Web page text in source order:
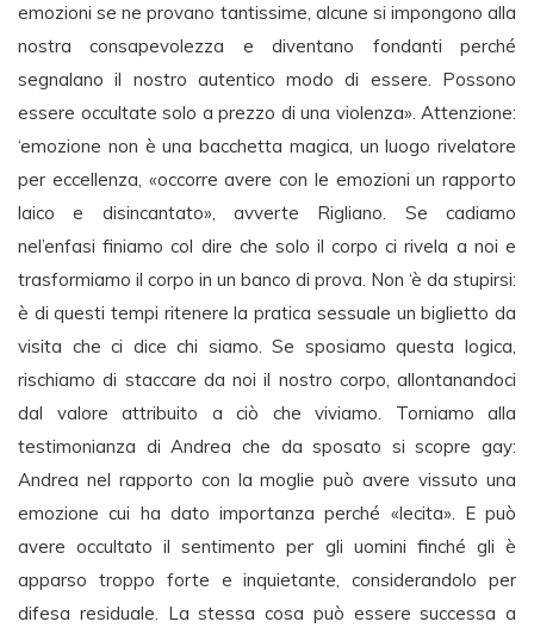
emozioni se ne provano tantissime, alcune si impongono alla
nostra consapevolezza e diventano fondanti perché
segnalano il nostro autentico modo di essere. Possono
essere occultate solo a prezzo di una violenza». Attenzione:
‘emozione non è una bacchetta magica, un luogo rivelatore
per eccellenza, «occorre avere con le emozioni un rapporto
laico e disincantato», avverte Rigliano. Se cadiamo
nel’enfasi finiamo col dire che solo il corpo ci rivela a noi e
trasformiamo il corpo in un banco di prova. Non ‘è da stupirsi:
è di questi tempi ritenere la pratica sessuale un biglietto da
visita che ci dice chi siamo. Se sposiamo questa logica,
rischiamo di staccare da noi il nostro corpo, allontanandoci
dal valore attribuito a ciò che viviamo. Torniamo alla
testimonianza di Andrea che da sposato si scopre gay:
Andrea nel rapporto con la moglie può avere vissuto una
emozione cui ha dato importanza perché «lecita». E può
avere occultato il sentimento per gli uomini finché gli è
apparso troppo forte e inquietante, considerandolo per
difesa residuale. La stessa cosa può essere successa a